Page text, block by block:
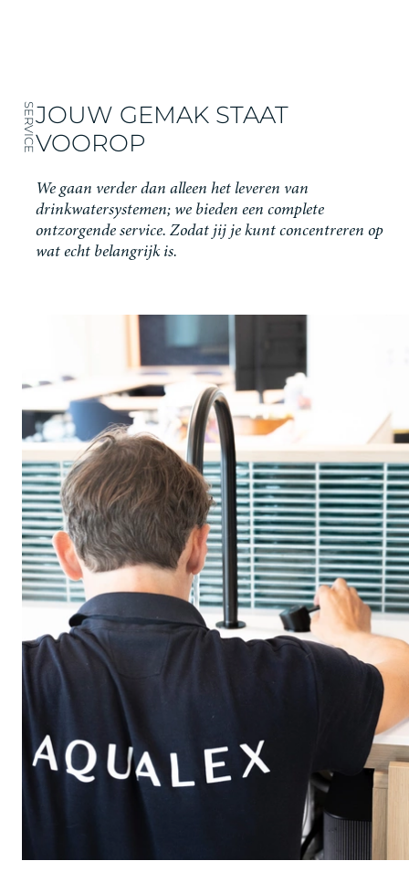
SERVICEJOUW GEMAK STAAT
VOOROP
We gaan verder dan alleen het leveren van
drinkwatersystemen; we bieden een complete
ontzorgende service. Zodat jij je kunt concentreren op
wat echt belangrijk is.